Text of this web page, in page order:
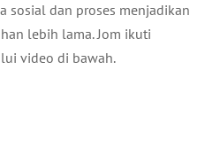
sosial dan proses menjadikan
lebih lama. Jom ikuti
video di bawah.